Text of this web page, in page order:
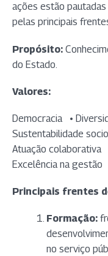
ações estão
pelas principais
Propósito:
do Estado.
Valores:
Democracia •
Sustentabilidade
Atuação colaborativa
Excelência na gestão
Principais frentes
Formação:
no serviço